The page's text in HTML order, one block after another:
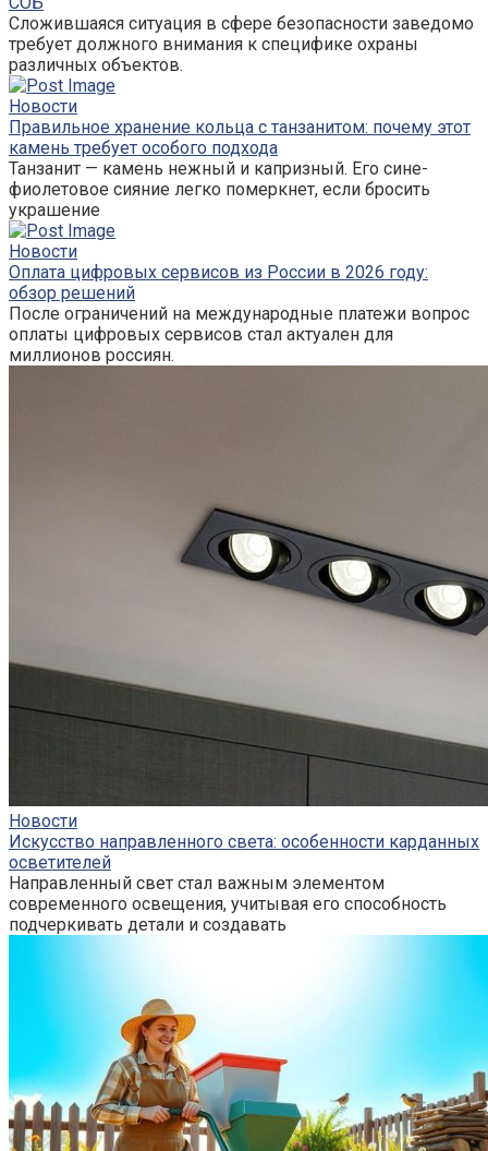
Сложившаяся ситуация в сфере безопасности заведомо
требует должного внимания к специфике охраны
различных объектов.
Новости
Правильное хранение кольца с танзанитом: почему этот
камень требует особого подхода
Танзанит — камень нежный и капризный. Его сине-
фиолетовое сияние легко померкнет, если бросить
украшение
Новости
Оплата цифровых сервисов из России в 2026 году:
обзор решений
После ограничений на международные платежи вопрос
оплаты цифровых сервисов стал актуален для
миллионов россиян.
Новости
Искусство направленного света: особенности карданных
осветителей
Направленный свет стал важным элементом
современного освещения, учитывая его способность
подчеркивать детали и создавать